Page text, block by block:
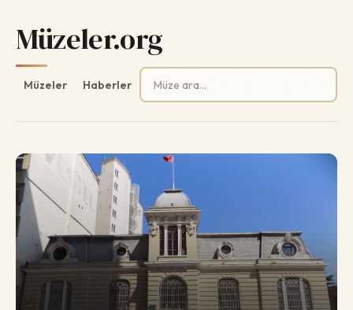
Müzeler.org
Müzeler Haberler
Arama: